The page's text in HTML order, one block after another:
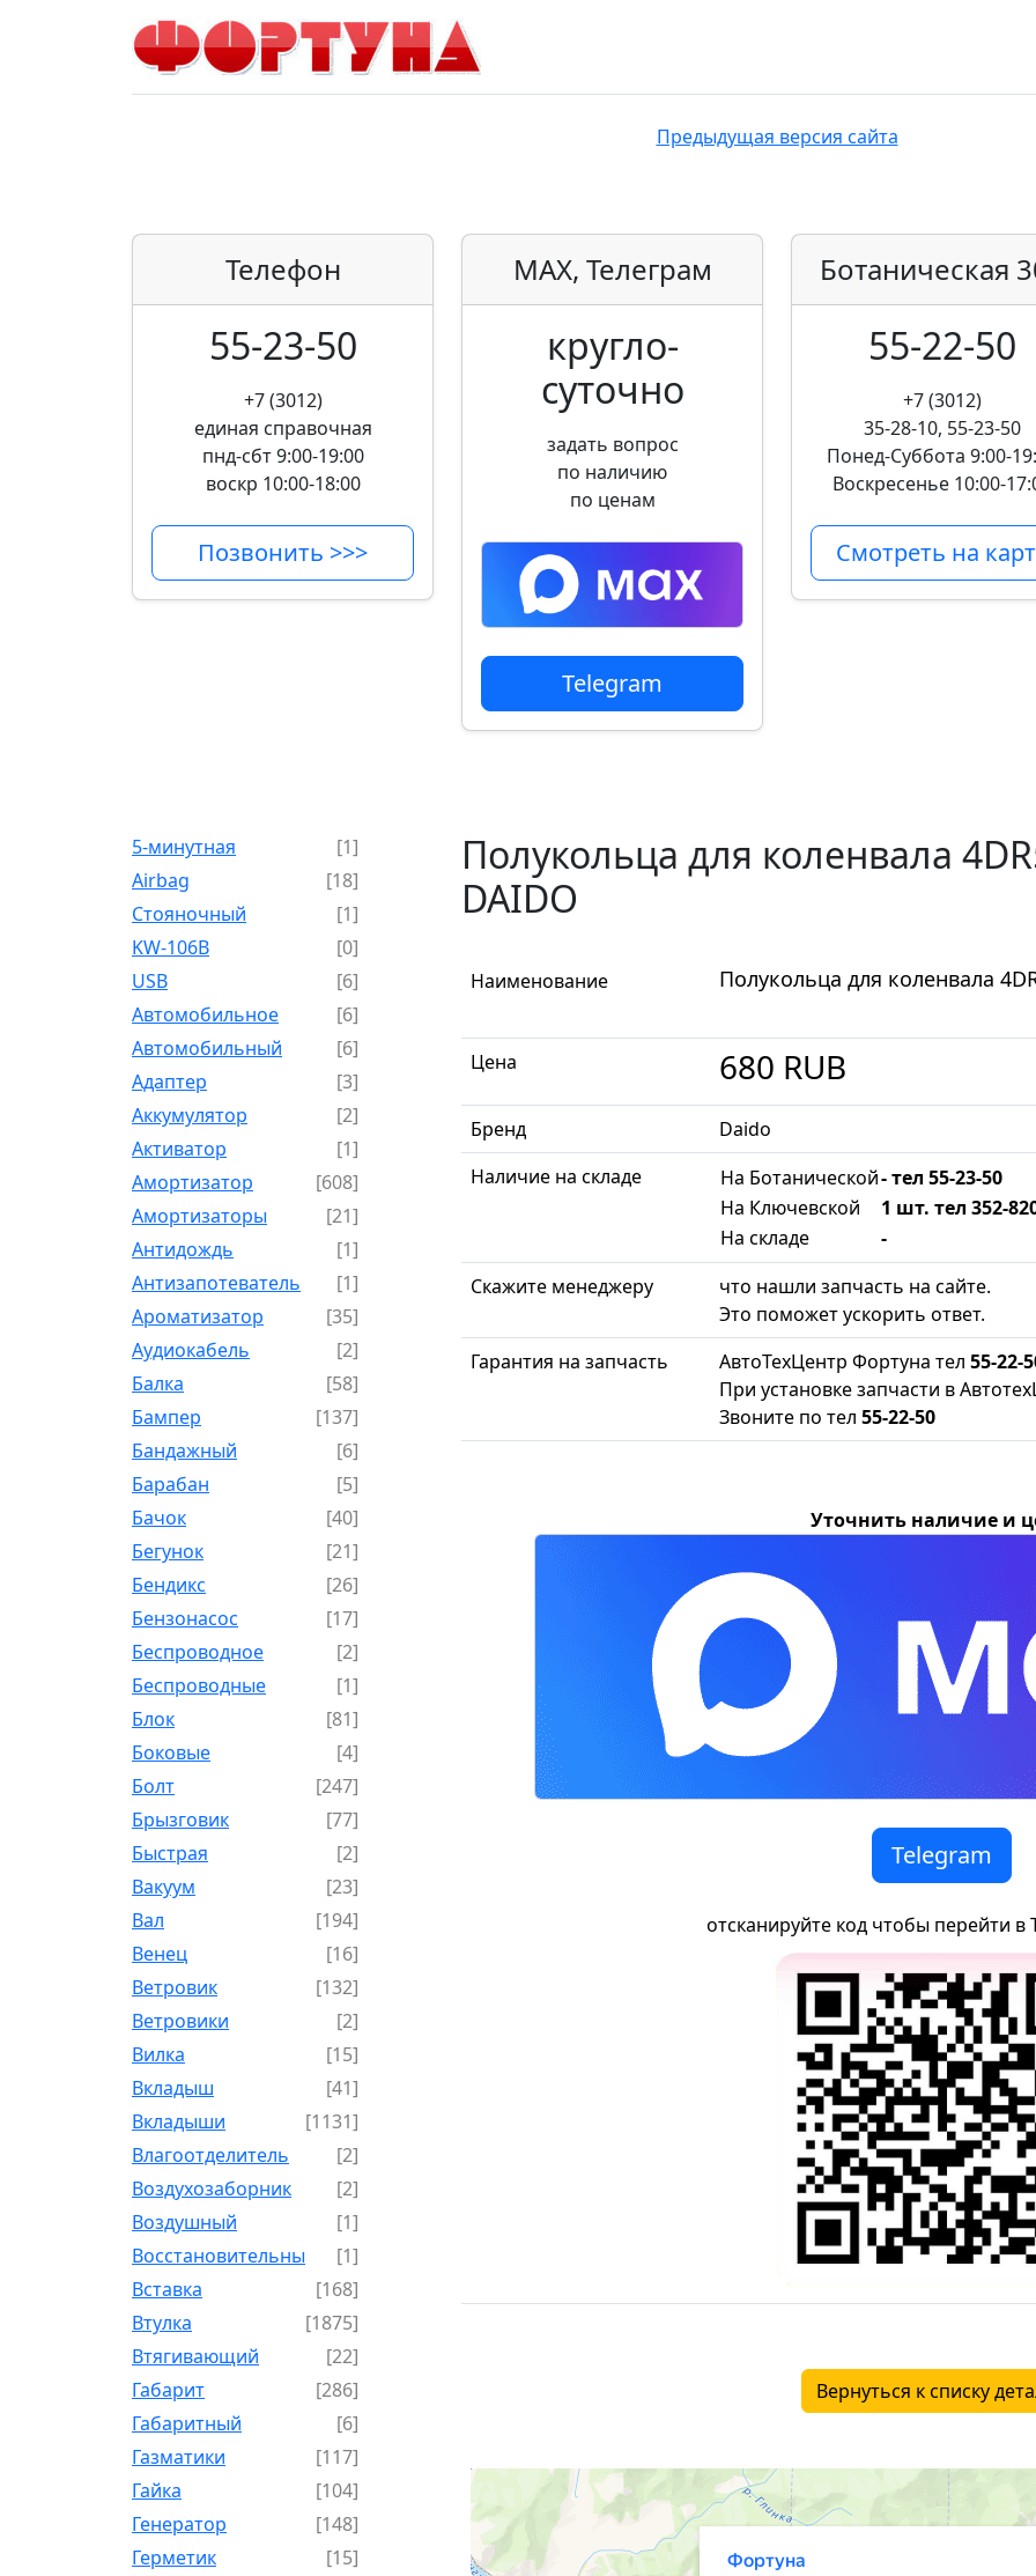
Предыдущая версия сайта
Телефон
55-23-50
+7 (3012)
единая справочная
пнд-сбт 9:00-19:00
воскр 10:00-18:00
Позвонить >>>
MAX, Телеграм
кругло­
суточно
задать вопрос
по наличию
по ценам
Telegram
Ботаническая
55-22-50
+7 (3012)
35-28-10, 55-23-50
Понед-Суббота 9:00-
Воскресенье 10:00-
Смотреть на
5-минутная
[1]
Airbag
[18]
Cтояночный
[1]
KW-106B
[0]
USB
[6]
Автомобильное
[6]
Автомобильный
[6]
Адаптер
[3]
Аккумулятор
[2]
Активатор
[1]
Амортизатор
[608]
Амортизаторы
[21]
Антидождь
[1]
Антизапотеватель
[1]
Ароматизатор
[35]
Аудиокабель
[2]
Балка
[58]
Бампер
[137]
Бандажный
[6]
Барабан
[5]
Бачок
[40]
Бегунок
[21]
Бендикс
[26]
Бензонасос
[17]
Беспроводное
[2]
Беспроводные
[1]
Блок
[81]
Боковые
[4]
Болт
[247]
Брызговик
[77]
Быстрая
[2]
Вакуум
[23]
Вал
[194]
Венец
[16]
Ветровик
[132]
Ветровики
[2]
Вилка
[15]
Вкладыш
[41]
Вкладыши
[1131]
Влагоотделитель
[2]
Воздухозаборник
[2]
Воздушный
[1]
Восстановительный
[1]
Вставка
[168]
Втулка
[1875]
Втягивающий
[22]
Габарит
[286]
Габаритный
[6]
Газматики
[117]
Гайка
[104]
Генератор
[148]
Герметик
[15]
Полукольца для коленвала
DAIDO
Наименование Полукольца для коленвала
Цена 680 RUB
Бренд
Daido
Наличие на складе
На Ботанической- тел 55-23-50
На Ключевской
1 шт. тел 352-
На складе
-
Скажите менеджеру
что нашли запчасть на сайте.
Это поможет ускорить ответ.
Гарантия на запчасть
АвтоТехЦентр Фортуна тел 55-22-
При установке запчасти в
Звоните по тел 55-22-50
Уточнить наличие и
Telegram
отсканируйте код чтобы перейти в
Вернуться к списку